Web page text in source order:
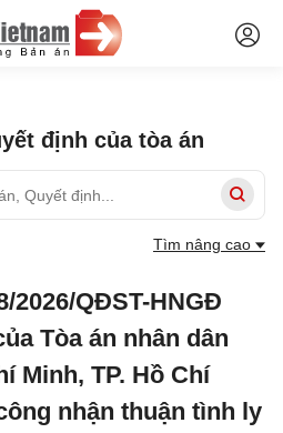
định của tòa án
Tìm nâng cao
2026/QĐST-HNGĐ
Tòa án nhân dân
Minh, TP. Hồ Chí
nhận thuận tình ly